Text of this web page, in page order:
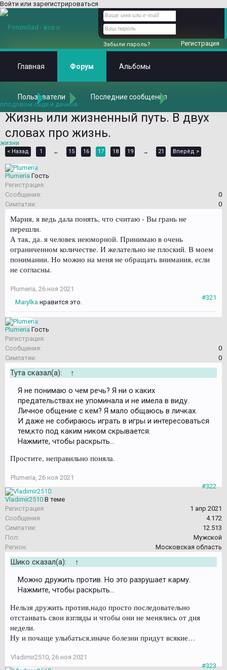
Войти или зарегистрироваться
Главная Форум
Общаемся на любые темы
Жизнь или жизненный путь. В двух
словах про жизнь.
< Назад 1 ← 15 16 17 18 19 → 21 Вперёд >
Plumeria Гость
Регистрация:
Сообщения:
0
Симпатии:
0
Мария, я ведь дала понять, что считаю - Вы грань не
перешли.
А так, да. я человек неюморной. Принимаю в очень
ограниченном количестве. И желательно не плоский. В моем
понимании. Но можно на меня не обращать внимания, если
не согласны.
Plumeria, 26 ноя 2021
#321
Marylka нравится это.
Plumeria Гость
Регистрация:
Сообщения:
0
Симпатии:
0
Тута сказал(а):
↑
Я не понимаю о чем речь? Я ни о каких
предательствах не упоминала и не имела в виду.
Личное общение с кем? Я мало общаюсь в личках.
И даже не собираюсь играть в игры и интересоваться
тем,кто под каким ником скрывается.
Нажмите, чтобы раскрыть...
Простите, неправильно поняла.
Plumeria, 26 ноя 2021
#322
Vladimir2510 В теме
Регистрация:
1 апр 2021
Сообщения:
4.172
Симпатии:
12.513
Пол:
Мужской
Регион:
Московская область
Шико сказал(а):
↑
Можно дружить против. Но это разрушает карму.
Нажмите, чтобы раскрыть...
Нельзя дружить против,надо просто последовательно
отстаивать свои взгляды и чтобы они не менялись от дня
недели.
Ну и почаще улыбаться,иначе болезни придут всякие…
Vladimir2510 26 ноя 2021
#323
Забыли пароль? Регистрация
Главная Форум Альбомы
Пользователи Последние сообщения